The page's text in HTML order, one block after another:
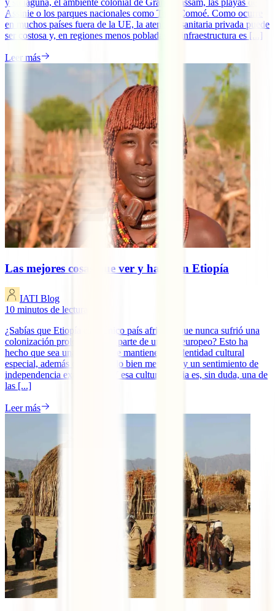
y su laguna, el ambiente colonial de Grand-Bassam, las playas de
Assinie o los parques nacionales como Taï y Comoé. Como ocurre
en muchos países fuera de la UE, la atención sanitaria privada puede
ser costosa y, en regiones menos pobladas, la infraestructura es [...]
Leer más
Las mejores cosas que ver y hacer en Etiopía
IATI Blog
10 minutos de lectura
¿Sabías que Etiopía es el único país africano que nunca sufrió una
colonización prolongada por parte de un país europeo? Esto ha
hecho que sea una nación que mantiene una identidad cultural
especial, además de un orgullo bien merecido y un sentimiento de
independencia exacerbado. Y esa cultura propia es, sin duda, una de
las [...]
Leer más